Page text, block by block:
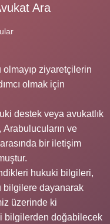
Ara
ziyaretçilerin
olmak için
destek veya avukatlık
Arabulucuların ve
bir iletişim
hukuki bilgileri,
bilgilere dayanarak
üzerinde ki
bilgilerden doğabilecek